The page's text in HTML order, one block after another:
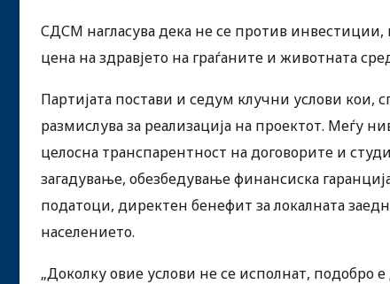
СДСМ нагласува дека не се против
цена на здравјето на граѓаните и животната
Партијата постави и седум клучни услови
размислува за реализација на проектот. Меѓу
целосна транспарентност на договорите и
загадување, обезбедување финансиска
податоци, директен бенефит за локалната
населението.
„Доколку овие услови не се исполнат, подобро